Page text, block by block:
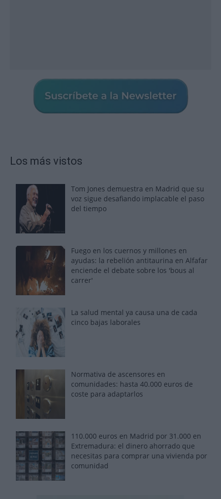
Los más vistos
Tom Jones demuestra en Madrid que su
voz sigue desafiando implacable el paso
del tiempo
Fuego en los cuernos y millones en
ayudas: la rebelión antitaurina en Alfafar
enciende el debate sobre los 'bous al
carrer'
La salud mental ya causa una de cada
cinco bajas laborales
Normativa de ascensores en
comunidades: hasta 40.000 euros de
coste para adaptarlos
110.000 euros en Madrid por 31.000 en
Extremadura: el dinero ahorrado que
necesitas para comprar una vivienda por
comunidad